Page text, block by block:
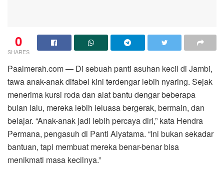
0
SHARES
Paalmerah.com — Di sebuah panti asuhan kecil di Jambi,
tawa anak-anak difabel kini terdengar lebih nyaring. Sejak
menerima kursi roda dan alat bantu dengar beberapa
bulan lalu, mereka lebih leluasa bergerak, bermain, dan
belajar. “Anak-anak jadi lebih percaya diri,” kata Hendra
Permana, pengasuh di Panti Alyatama. “Ini bukan sekadar
bantuan, tapi membuat mereka benar-benar bisa
menikmati masa kecilnya.”